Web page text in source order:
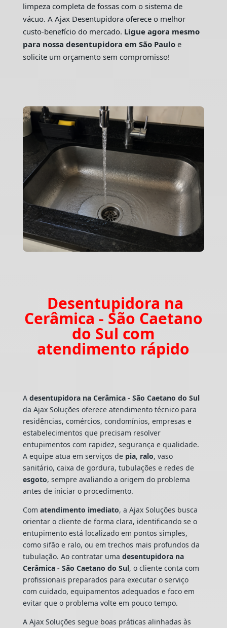
limpeza completa de fossas com o sistema de
vácuo. A Ajax Desentupidora oferece o melhor
custo-benefício do mercado. Ligue agora mesmo
para nossa desentupidora em São Pauloe
solicite um orçamento sem compromisso!
Desentupidora na
Cerâmica - São Caetano
do Sul com
atendimento rápido
A desentupidora na Cerâmica - São Caetano do Sul
da Ajax Soluções oferece atendimento técnico para
residências, comércios, condomínios, empresas e
estabelecimentos que precisam resolver
entupimentos com rapidez, segurança e qualidade.
A equipe atua em serviços de pia, ralo, vaso
sanitário, caixa de gordura, tubulações e redes de
esgoto, sempre avaliando a origem do problema
antes de iniciar o procedimento.
Com atendimento imediato, a Ajax Soluções busca
orientar o cliente de forma clara, identificando se o
entupimento está localizado em pontos simples,
como sifão e ralo, ou em trechos mais profundos da
tubulação. Ao contratar uma desentupidora na
Cerâmica - São Caetano do Sul, o cliente conta com
profissionais preparados para executar o serviço
com cuidado, equipamentos adequados e foco em
evitar que o problema volte em pouco tempo.
A Ajax Soluções segue boas práticas alinhadas às